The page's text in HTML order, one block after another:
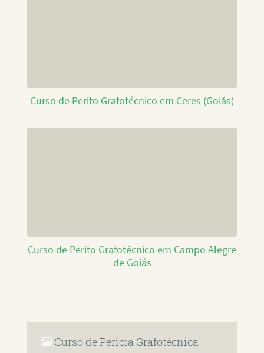
Curso de Perito Grafotécnico em Ceres (Goiás)
Curso de Perito Grafotécnico em Campo Alegre
de Goiás
Curso de Perícia Grafotécnica